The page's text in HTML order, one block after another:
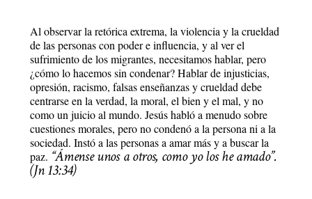
Al observar la retórica extrema, la violencia y la crueldad
de las personas con poder e influencia, y al ver el
sufrimiento de los migrantes, necesitamos hablar, pero
¿cómo lo hacemos sin condenar? Hablar de injusticias,
opresión, racismo, falsas enseñanzas y crueldad debe
centrarse en la verdad, la moral, el bien y el mal, y no
como un juicio al mundo. Jesús habló a menudo sobre
cuestiones morales, pero no condenó a la persona ni a la
sociedad. Instó a las personas a amar más y a buscar la
paz. “Ámense unosa otros, como yo los he amado”.
(Jn 13:34)